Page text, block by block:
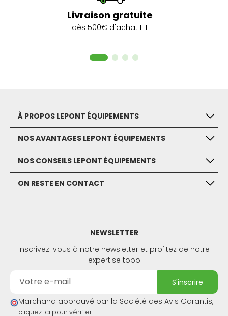
Livraison gratuite
dès 500€ d'achat HT
À PROPOS LEPONT ÉQUIPEMENTS
NOS AVANTAGES LEPONT ÉQUIPEMENTS
NOS CONSEILS LEPONT ÉQUIPEMENTS
ON RESTE EN CONTACT
NEWSLETTER
Inscrivez-vous à notre newsletter et profitez de notre
expertise topo
s'inscrire
Marchand approuvé par la Société des Avis Garantis,
cliquez ici pour vérifier.